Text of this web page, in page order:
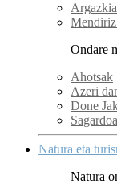
Ondare
Ahotsak
Azeri
Done
Sagardoa
Natura eta
Natura